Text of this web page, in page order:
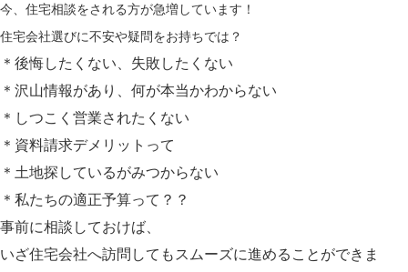
今、住宅相談をされる方が急増しています！
住宅会社選びに不安や疑問をお持ちでは？
＊後悔したくない、失敗したくない
＊沢山情報があり、何が本当かわからない
＊しつこく営業されたくない
＊資料請求デメリットって
＊土地探しているがみつからない
＊私たちの適正予算って？？
事前に相談しておけば、
いざ住宅会社へ訪問してもスムーズに進めることができま